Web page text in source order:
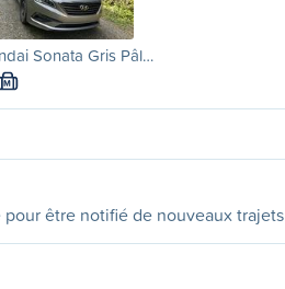
Sonata Gris Pâl…
M
être notifié de nouveaux trajets